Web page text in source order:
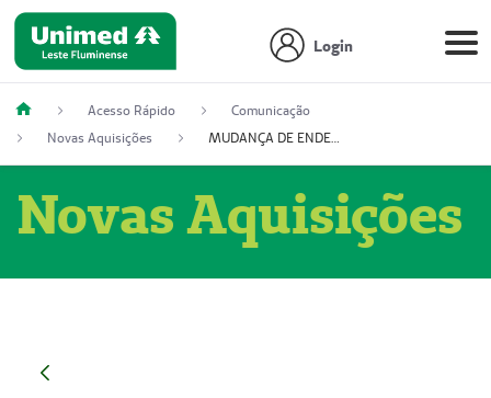
Login
Acesso Rápido
Comunicação
Novas Aquisições
MUDANÇA DE ENDEREÇO - DIAGITAB SERVIÇOS MÉDICOS LTDA (54003267-5)
Novas Aquisições